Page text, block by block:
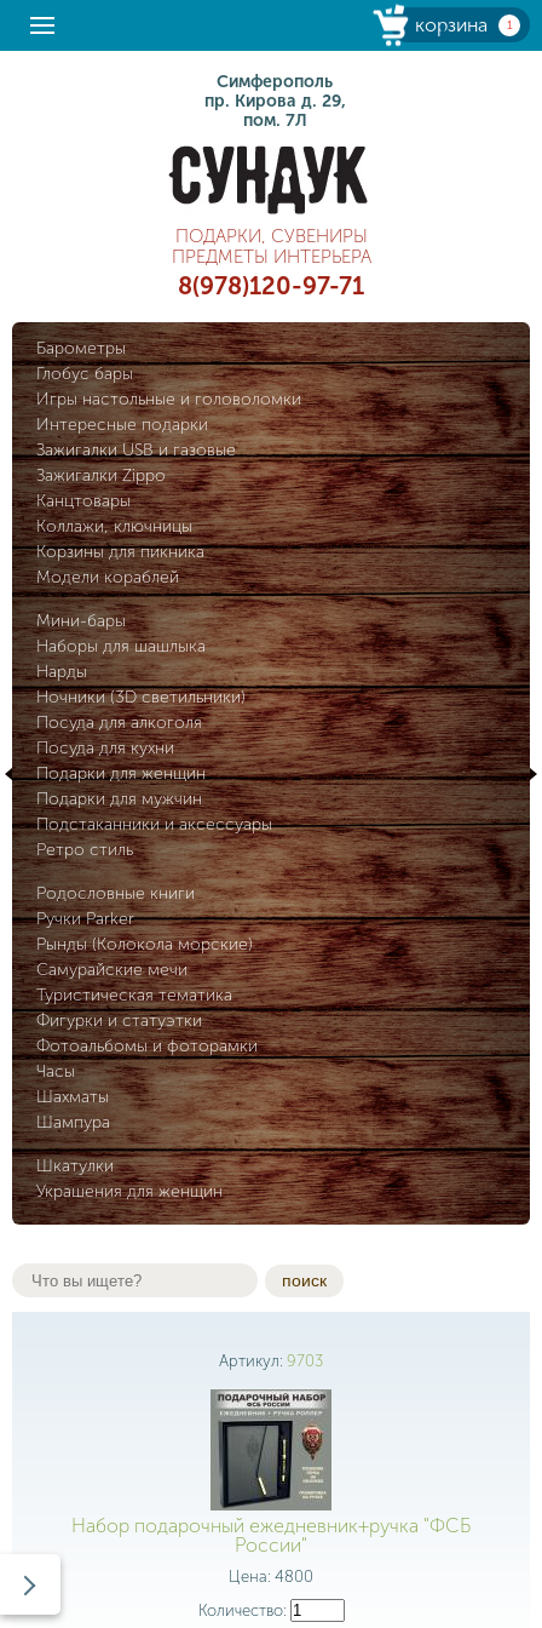
корзина 1
Симферополь
пр. Кирова д. 29,
пом. 7Л
ПОДАРКИ, СУВЕНИРЫ
ПРЕДМЕТЫ ИНТЕРЬЕРА
8(978)120-97-71
Барометры
Глобус бары
Игры настольные и головоломки
Интересные подарки
Зажигалки USB и газовые
Зажигалки Zippo
Канцтовары
Коллажи, ключницы
Корзины для пикника
Модели кораблей
Мини-бары
Наборы для шашлыка
Нарды
Ночники (3D светильники)
Посуда для алкоголя
Посуда для кухни
Подарки для женщин
Подарки для мужчин
Подстаканники и аксессуары
Ретро стиль
Родословные книги
Ручки Parker
Рынды (Колокола морские)
Самурайские мечи
Туристическая тематика
Фигурки и статуэтки
Фотоальбомы и фоторамки
Часы
Шахматы
Шампура
Шкатулки
Украшения для женщин
поиск
Артикул: 9703
Набор подарочный ежедневник+ручка "ФСБ
России"
Цена: 4800
Количество: